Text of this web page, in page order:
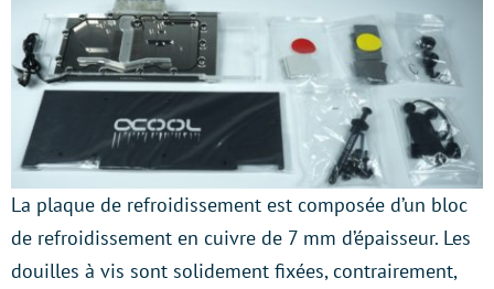
La plaque de refroidissement est composée d’un bloc
de refroidissement en cuivre de 7 mm d’épaisseur. Les
douilles à vis sont solidement fixées, contrairement,